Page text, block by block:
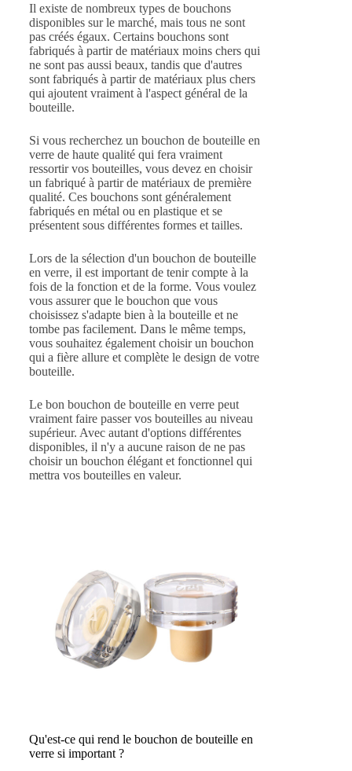
Il existe de nombreux types de bouchons
disponibles sur le marché, mais tous ne sont
pas créés égaux. Certains bouchons sont
fabriqués à partir de matériaux moins chers qui
ne sont pas aussi beaux, tandis que d'autres
sont fabriqués à partir de matériaux plus chers
qui ajoutent vraiment à l'aspect général de la
bouteille.
Si vous recherchez un bouchon de bouteille en
verre de haute qualité qui fera vraiment
ressortir vos bouteilles, vous devez en choisir
un fabriqué à partir de matériaux de première
qualité. Ces bouchons sont généralement
fabriqués en métal ou en plastique et se
présentent sous différentes formes et tailles.
Lors de la sélection d'un bouchon de bouteille
en verre, il est important de tenir compte à la
fois de la fonction et de la forme. Vous voulez
vous assurer que le bouchon que vous
choisissez s'adapte bien à la bouteille et ne
tombe pas facilement. Dans le même temps,
vous souhaitez également choisir un bouchon
qui a fière allure et complète le design de votre
bouteille.
Le bon bouchon de bouteille en verre peut
vraiment faire passer vos bouteilles au niveau
supérieur. Avec autant d'options différentes
disponibles, il n'y a aucune raison de ne pas
choisir un bouchon élégant et fonctionnel qui
mettra vos bouteilles en valeur.
Qu'est-ce qui rend le bouchon de bouteille en
verre si important ?